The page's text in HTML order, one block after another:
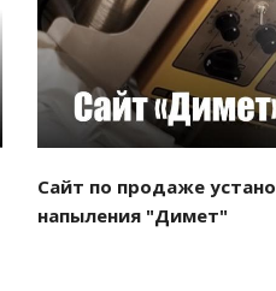
Сайт по продаже
напыления "Димет"